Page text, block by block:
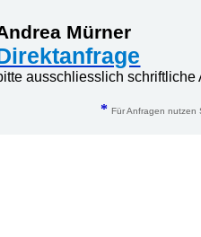
Mürner
ausschliesslich
*Für Anfragen nutzen